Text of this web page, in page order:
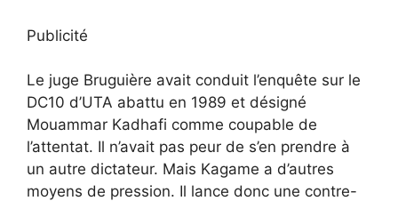
Publicité
Le juge Bruguière avait conduit l’enquête sur le
DC10 d’UTA abattu en 1989 et désigné
Mouammar Kadhafi comme coupable de
l’attentat. Il n’avait pas peur de s’en prendre à
un autre dictateur. Mais Kagame a d’autres
moyens de pression. Il lance donc une contre-